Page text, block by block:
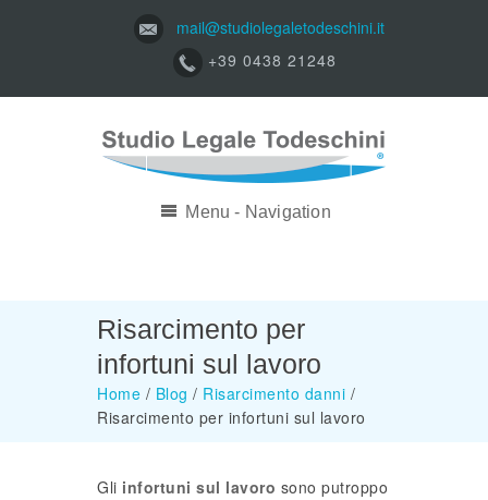
mail@studiolegaletodeschini.it
+39 0438 21248
Menu - Navigation
Risarcimento per
infortuni sul lavoro
Home / Blog / Risarcimento danni /
Risarcimento per infortuni sul lavoro
Gli infortuni sul lavoro sono putroppo